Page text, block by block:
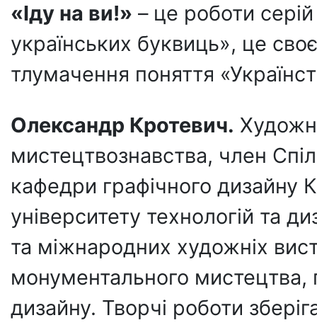
«Іду на ви!» – це роботи
українських буквиць», це
тлумачення поняття
Олександр Кротевич.
мистецтвознавства, член
кафедри графічного дизайну
університету технологій та
та міжнародних художніх
монументального мистецтва,
дизайну. Творчі роботи